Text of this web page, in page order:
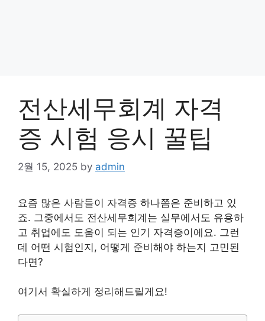
전산세무회계 자격
증 시험 응시 꿀팁
2월 15, 2025 by admin
요즘 많은 사람들이 자격증 하나쯤은 준비하고 있
죠. 그중에서도 전산세무회계는 실무에서도 유용하
고 취업에도 도움이 되는 인기 자격증이에요. 그런
데 어떤 시험인지, 어떻게 준비해야 하는지 고민된
다면?
여기서 확실하게 정리해드릴게요!